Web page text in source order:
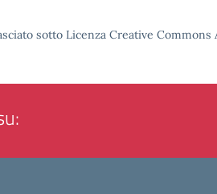
sotto Licenza Creative